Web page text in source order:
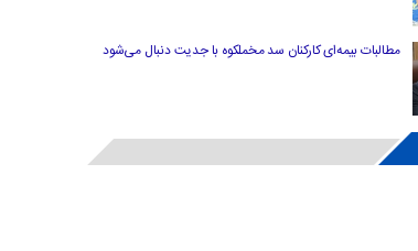
مطالبات بیمه‌ای کارکنان سد مخملکوه با جدیت دنبال می‌شود